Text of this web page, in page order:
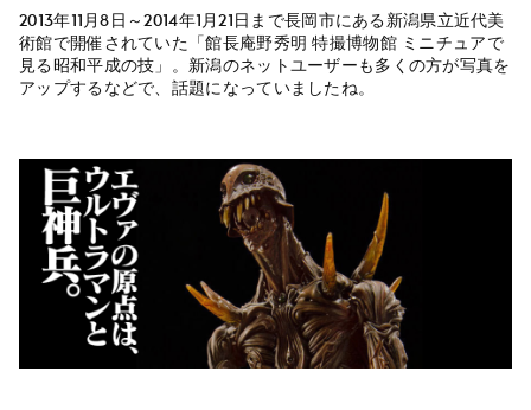
2013年11月8日～2014年1月21日まで長岡市にある新潟県立近代美
術館で開催されていた「館長庵野秀明 特撮博物館 ミニチュアで
見る昭和平成の技」。新潟のネットユーザーも多くの方が写真を
アップするなどで、話題になっていましたね。